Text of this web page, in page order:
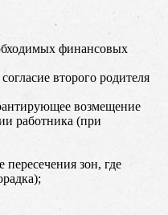
финансовых
второго родителя
возмещение
работника (при
пересечения зон, где